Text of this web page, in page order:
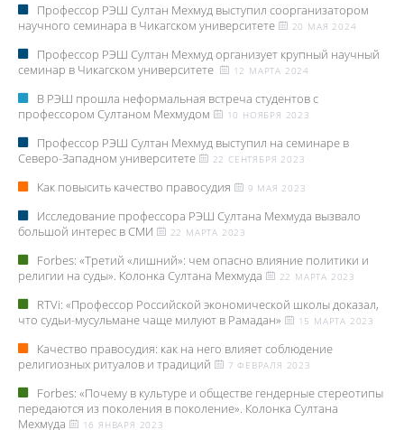
Профессор РЭШ Султан Мехмуд выступил соорганизатором
научного семинара в Чикагском университете
20 МАЯ 2024
Профессор РЭШ Султан Мехмуд организует крупный научный
семинар в Чикагском университете
12 МАРТА 2024
В РЭШ прошла неформальная встреча студентов с
профессором Султаном Мехмудом
10 НОЯБРЯ 2023
Профессор РЭШ Султан Мехмуд выступил на семинаре в
Северо-Западном университете
22 СЕНТЯБРЯ 2023
Как повысить качество правосудия 9 МАЯ 2023
Исследование профессора РЭШ Султана Мехмуда вызвало
большой интерес в СМИ
22 МАРТА 2023
Forbes: «Третий «лишний»: чем опасно влияние политики и
религии на суды». Колонка Султана Мехмуда
22 МАРТА 2023
RTVi: «Профессор Российской экономической школы доказал,
что судьи-мусульмане чаще милуют в Рамадан»
15 МАРТА 2023
Качество правосудия: как на него влияет соблюдение
религиозных ритуалов и традиций
7 ФЕВРАЛЯ 2023
Forbes: «Почему в культуре и обществе гендерные стереотипы
передаются из поколения в поколение». Колонка Султана
Мехмуда
16 ЯНВАРЯ 2023